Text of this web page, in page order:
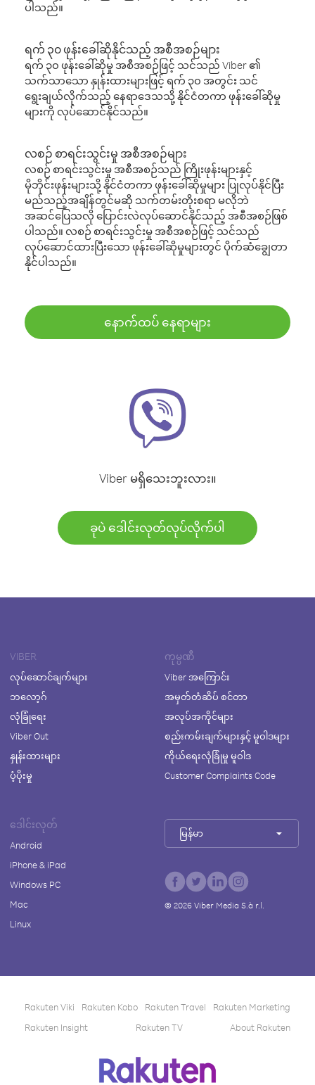
ပါသည်။
ရက် ၃၀ ဖုန်းခေါ်ဆိုနိုင်သည့် အစီအစဉ်များ
ရက် ၃၀ ဖုန်းခေါ်ဆိုမှု အစီအစဉ်ဖြင့် သင်သည် Viber ၏
သက်သာသော နှုန်းထားများဖြင့် ရက် ၃၀ အတွင်း သင်
ရွေးချယ်လိုက်သည့် နေရာဒေသသို့ နိုင်ငံတကာ ဖုန်းခေါ်ဆိုမှု
များကို လုပ်ဆောင်နိုင်သည်။
လစဉ် စာရင်းသွင်းမှု အစီအစဉ်များ
လစဉ် စာရင်းသွင်းမှု အစီအစဉ်သည် ကြိုးဖုန်းများနှင့်
မိုဘိုင်းဖုန်းများသို့ နိုင်ငံတကာ ဖုန်းခေါ်ဆိုမှုများ ပြုလုပ်နိုင်ပြီး
မည်သည့်အချိန်တွင်မဆို သက်တမ်းတိုးစရာ မလိုဘဲ
အဆင်ပြေသလို ပြောင်းလဲလုပ်ဆောင်နိုင်သည့် အစီအစဉ်ဖြစ်
ပါသည်။ လစဉ် စာရင်းသွင်းမှု အစီအစဉ်ဖြင့် သင်သည်
လုပ်ဆောင်ထားပြီးသော ဖုန်းခေါ်ဆိုမှုများတွင် ပိုက်ဆံချွေတာ
နိုင်ပါသည်။
နောက်ထပ် နေရာများ
Viber မရှိသေးဘူးလား။
ခုပဲ ဒေါင်းလုတ်လုပ်လိုက်ပါ
VIBER
လုပ်ဆောင်ချက်များ
ဘလော့ဂ်
လုံခြုံရေး
Viber Out
နှုန်းထားများ
ပံ့ပိုးမှု
ကုမ္ပဏီ
Viber အကြောင်း
အမှတ်တံဆိပ် စင်တာ
အလုပ်အကိုင်များ
စည်းကမ်းချက်များနှင့် မူဝါဒများ
ကိုယ်ရေးလုံခြုံမှု မူဝါဒ
Customer Complaints Code
ဒေါင်းလုတ်
Android
iPhone & iPad
Windows PC
Mac
Linux
မြန်မာ
© 2026Viber Media S.à r.l.
Rakuten Viki Rakuten Kobo Rakuten Travel
Rakuten Marketing
Rakuten Insight
Rakuten TV About Rakuten